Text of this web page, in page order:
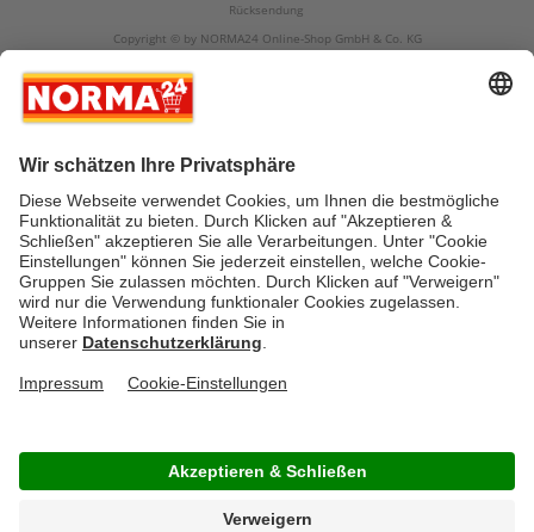
Rücksendung
Copyright © by NORMA24 Online-Shop GmbH & Co. KG